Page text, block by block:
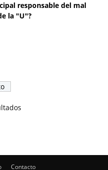
responsable del mal
la "U"?
Contacto